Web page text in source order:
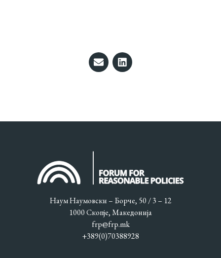
Наум Наумовски – Борче, 50 / 3 – 12
1000 Скопје, Македонија
frp@frp.mk
+389(0)70388928